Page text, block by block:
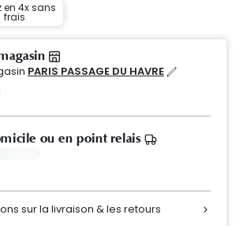
en 4x sans
frais
PARIS PASSAGE DU HAVRE
ou en point relais
sur la livraison & les retours